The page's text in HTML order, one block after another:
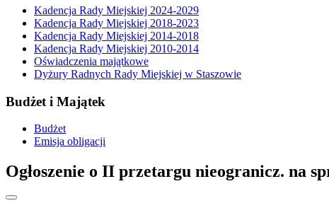
Kadencja Rady Miejskiej 2024-2029
Kadencja Rady Miejskiej 2018-2023
Kadencja Rady Miejskiej 2014-2018
Kadencja Rady Miejskiej 2010-2014
Oświadczenia majątkowe
Dyżury Radnych Rady Miejskiej w Staszowie
Budżet i Majątek
Budżet
Emisja obligacji
Ogłoszenie o II przetargu nieogranicz. na